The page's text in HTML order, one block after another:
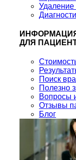
Удаление
ДЛЯ
Поиск
Полезно
Вопросы
Отзывы
Блог